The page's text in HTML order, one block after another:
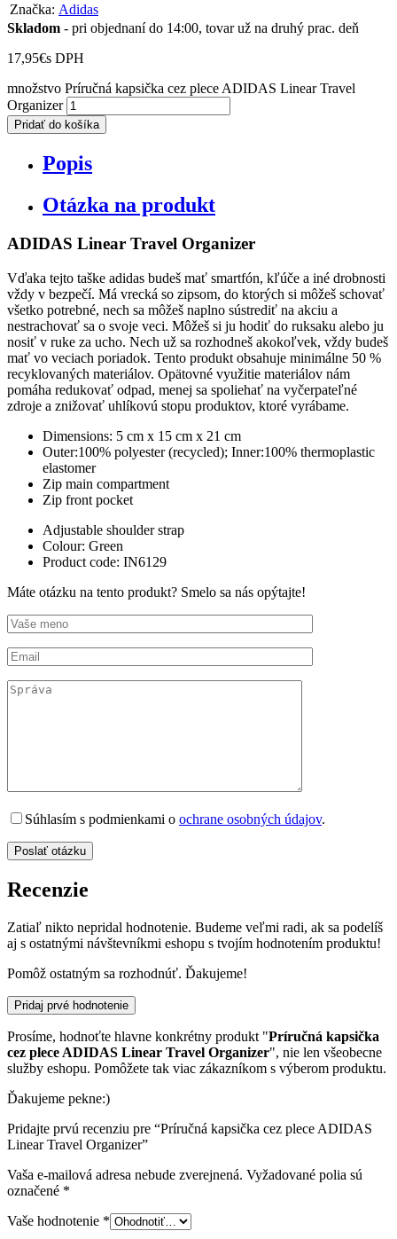
Značka: Adidas
Skladom - pri objednaní do 14:00, tovar už na druhý prac. deň
17,95€s DPH
množstvo Príručná kapsička cez plece ADIDAS Linear Travel
Organizer
Pridať do košíka
Popis
Otázka na produkt
ADIDAS Linear Travel Organizer
Vďaka tejto taške adidas budeš mať smartfón, kľúče a iné drobnosti
vždy v bezpečí. Má vrecká so zipsom, do ktorých si môžeš schovať
všetko potrebné, nech sa môžeš naplno sústrediť na akciu a
nestrachovať sa o svoje veci. Môžeš si ju hodiť do ruksaku alebo ju
nosiť v ruke za ucho. Nech už sa rozhodneš akokoľvek, vždy budeš
mať vo veciach poriadok. Tento produkt obsahuje minimálne 50 %
recyklovaných materiálov. Opätovné využitie materiálov nám
pomáha redukovať odpad, menej sa spoliehať na vyčerpateľné
zdroje a znižovať uhlíkovú stopu produktov, ktoré vyrábame.
Dimensions: 5 cm x 15 cm x 21 cm
Outer:100% polyester (recycled); Inner:100% thermoplastic
elastomer
Zip main compartment
Zip front pocket
Adjustable shoulder strap
Colour: Green
Product code: IN6129
Máte otázku na tento produkt? Smelo sa nás opýtajte!
Súhlasím s podmienkami o ochrane osobných údajov.
Recenzie
Zatiaľ nikto nepridal hodnotenie. Budeme veľmi radi, ak sa podelíš
aj s ostatnými návštevníkmi eshopu s tvojím hodnotením produktu!
Pomôž ostatným sa rozhodnúť. Ďakujeme!
Pridaj prvé hodnotenie
Prosíme, hodnoťte hlavne konkrétny produkt "Príručná kapsička
cez plece ADIDAS Linear Travel Organizer", nie len všeobecne
služby eshopu. Pomôžete tak viac zákazníkom s výberom produktu.
Ďakujeme pekne:)
Pridajte prvú recenziu pre “Príručná kapsička cez plece ADIDAS
Linear Travel Organizer”
Vaša e-mailová adresa nebude zverejnená. Vyžadované polia sú
označené *
Vaše hodnotenie *